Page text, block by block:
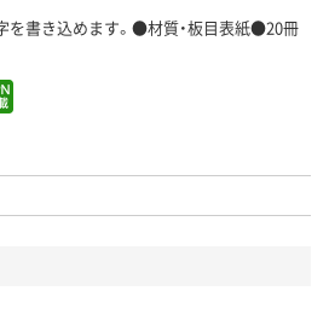
書き込めます。●材質・板目表紙●20冊